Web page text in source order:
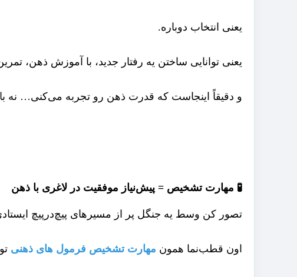
یعنی انتخاب دوباره.
یعنی توانایی ساختن یه رفتار جدید، با آموزش ذهن،
و دقیقاً اینجاست که قدرت ذهن رو تجربه می‌کنی… نه
🧪 مهارت تشخیص = پیش‌نیاز موفقیت در لاغری با ذهن
تصور کن وسط یه جنگل پر از مسیرهای پیچ‌در‌پیچ
اون قطب‌نما همون مهارت تشخیص فرمول های ذهنی